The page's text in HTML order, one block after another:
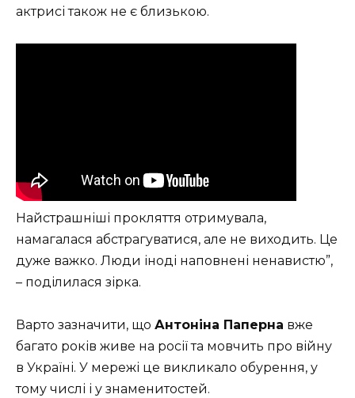
актрисі також не є близькою.
Найстрашніші прокляття отримувала,
намагалася абстрагуватися, але не виходить. Це
дуже важко. Люди іноді наповнені ненавистю”,
– поділилася зірка.
Варто зазначити, що Антоніна Паперна вже
багато років живе на росії та мовчить про війну
в Україні. У мережі це викликало обурення, у
тому числі і у знаменитостей.